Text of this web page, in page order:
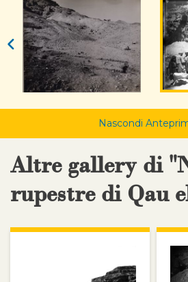
Nascondi
Altre gallery di
rupestre di Qau